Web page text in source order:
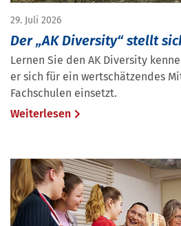
29. Juli 2026
Der „AK Diversity“ stellt
Lernen Sie den AK Diversity
er sich für ein wertschätzendes
Fachschulen einsetzt.
Weiterlesen